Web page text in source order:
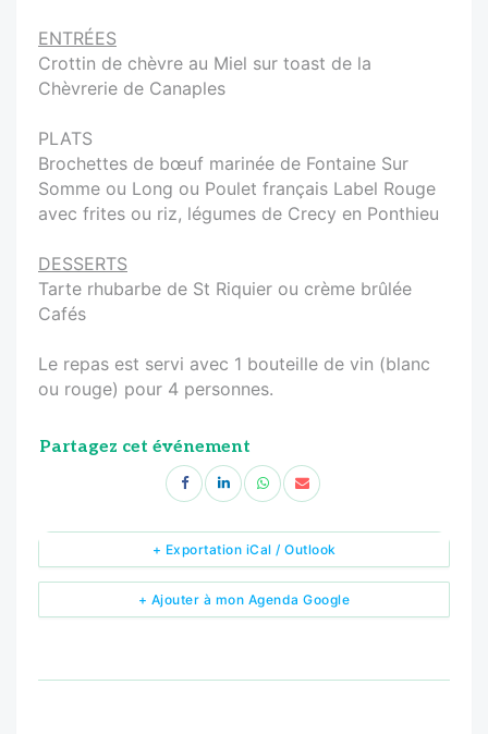
ENTRÉES
Crottin de chèvre au Miel sur toast de la
Chèvrerie de Canaples
PLATS
Brochettes de bœuf marinée de Fontaine Sur
Somme ou Long ou Poulet français Label Rouge
avec frites ou riz, légumes de Crecy en Ponthieu
DESSERTS
Tarte rhubarbe de St Riquier ou crème brûlée
Cafés
Le repas est servi avec 1 bouteille de vin (blanc
ou rouge) pour 4 personnes.
Partagez cet événement
+ Ajouter à mon Agenda Google
+ Exportation iCal / Outlook